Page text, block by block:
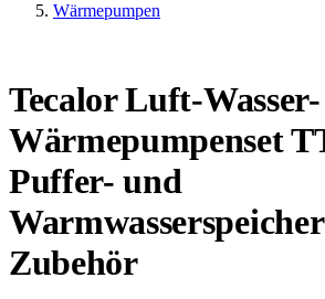
Wärmepumpen
Tecalor Luft-Wasser-
Wärmepumpenset
Puffer- und
Zubehör